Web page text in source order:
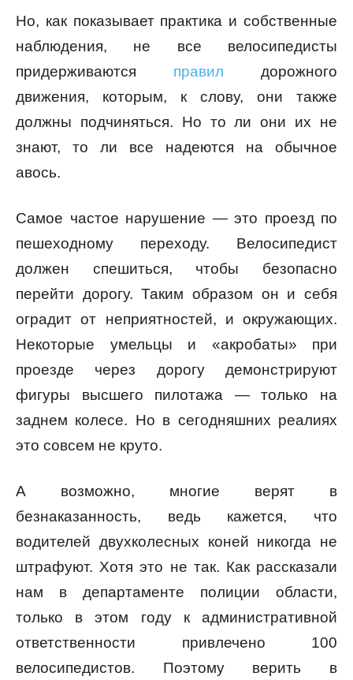
Но, как показывает практика и собственные
наблюдения, не все велосипедисты
придерживаются правил дорожного
движения, которым, к слову, они также
должны подчиняться. Но то ли они их не
знают, то ли все надеются на обычное
авось.
Самое частое нарушение — это проезд по
пешеходному переходу. Велосипедист
должен спешиться, чтобы безопасно
перейти дорогу. Таким образом он и себя
оградит от неприятностей, и окружающих.
Некоторые умельцы и «акробаты» при
проезде через дорогу демонстрируют
фигуры высшего пилотажа — только на
заднем колесе. Но в сегодняшних реалиях
это совсем не круто.
А возможно, многие верят в
безнаказанность, ведь кажется, что
водителей двухколесных коней никогда не
штрафуют. Хотя это не так. Как рассказали
нам в департаменте полиции области,
только в этом году к административной
ответственности привлечено 100
велосипедистов. Поэтому верить в